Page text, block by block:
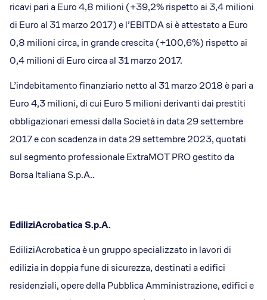
ricavi pari a Euro 4,8 milioni (+39,2% rispetto ai 3,4 milioni
di Euro al 31 marzo 2017) e l’EBITDA si è attestato a Euro
0,8 milioni circa, in grande crescita (+100,6%) rispetto ai
0,4 milioni di Euro circa al 31 marzo 2017.
L’indebitamento finanziario netto al 31 marzo 2018 è pari a
Euro 4,3 milioni, di cui Euro 5 milioni derivanti dai prestiti
obbligazionari emessi dalla Società in data 29 settembre
2017 e con scadenza in data 29 settembre 2023, quotati
sul segmento professionale ExtraMOT PRO gestito da
Borsa Italiana S.p.A..
EdiliziAcrobatica S.p.A.
EdiliziAcrobatica è un gruppo specializzato in lavori di
edilizia in doppia fune di sicurezza, destinati a edifici
residenziali, opere della Pubblica Amministrazione, edifici e